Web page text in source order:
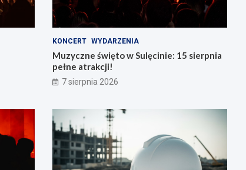
KONCERT WYDARZENIA
Muzyczne święto w Sulęcinie: 15 sierpnia
pełne atrakcji!
7 sierpnia 2026